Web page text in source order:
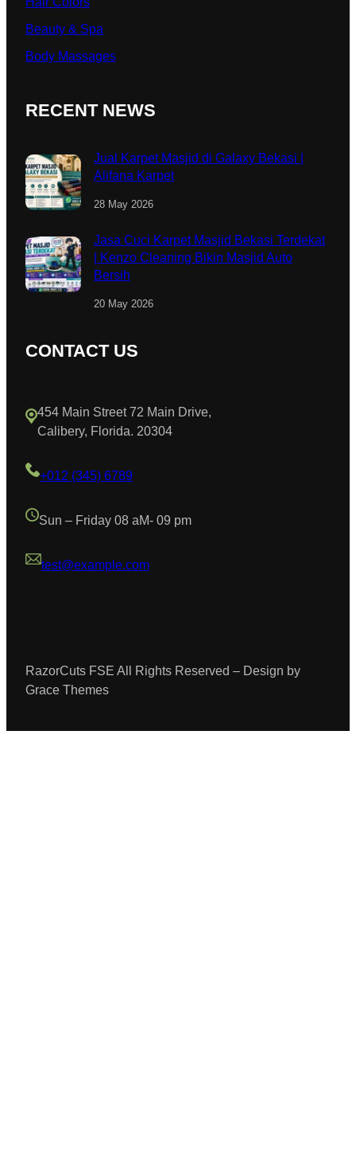
Beauty & Spa
Body Massages
RECENT NEWS
Jual Karpet Masjid di Galaxy Bekasi |
Alifana Karpet
28 May 2026
Jasa Cuci Karpet Masjid Bekasi Terdekat
| Kenzo Cleaning Bikin Masjid Auto
Bersih
20 May 2026
CONTACT US
454 Main Street 72 Main Drive,
Calibery, Florida. 20304
+012 (345) 6789
Sun – Friday 08 aM- 09 pm
test@example.com
RazorCuts FSE All Rights Reserved – Design by
Grace Themes